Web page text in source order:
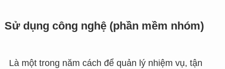
Sử dụng công nghệ (phần mềm nhóm)
Là một trong năm cách để quản lý nhiệm vụ, tận